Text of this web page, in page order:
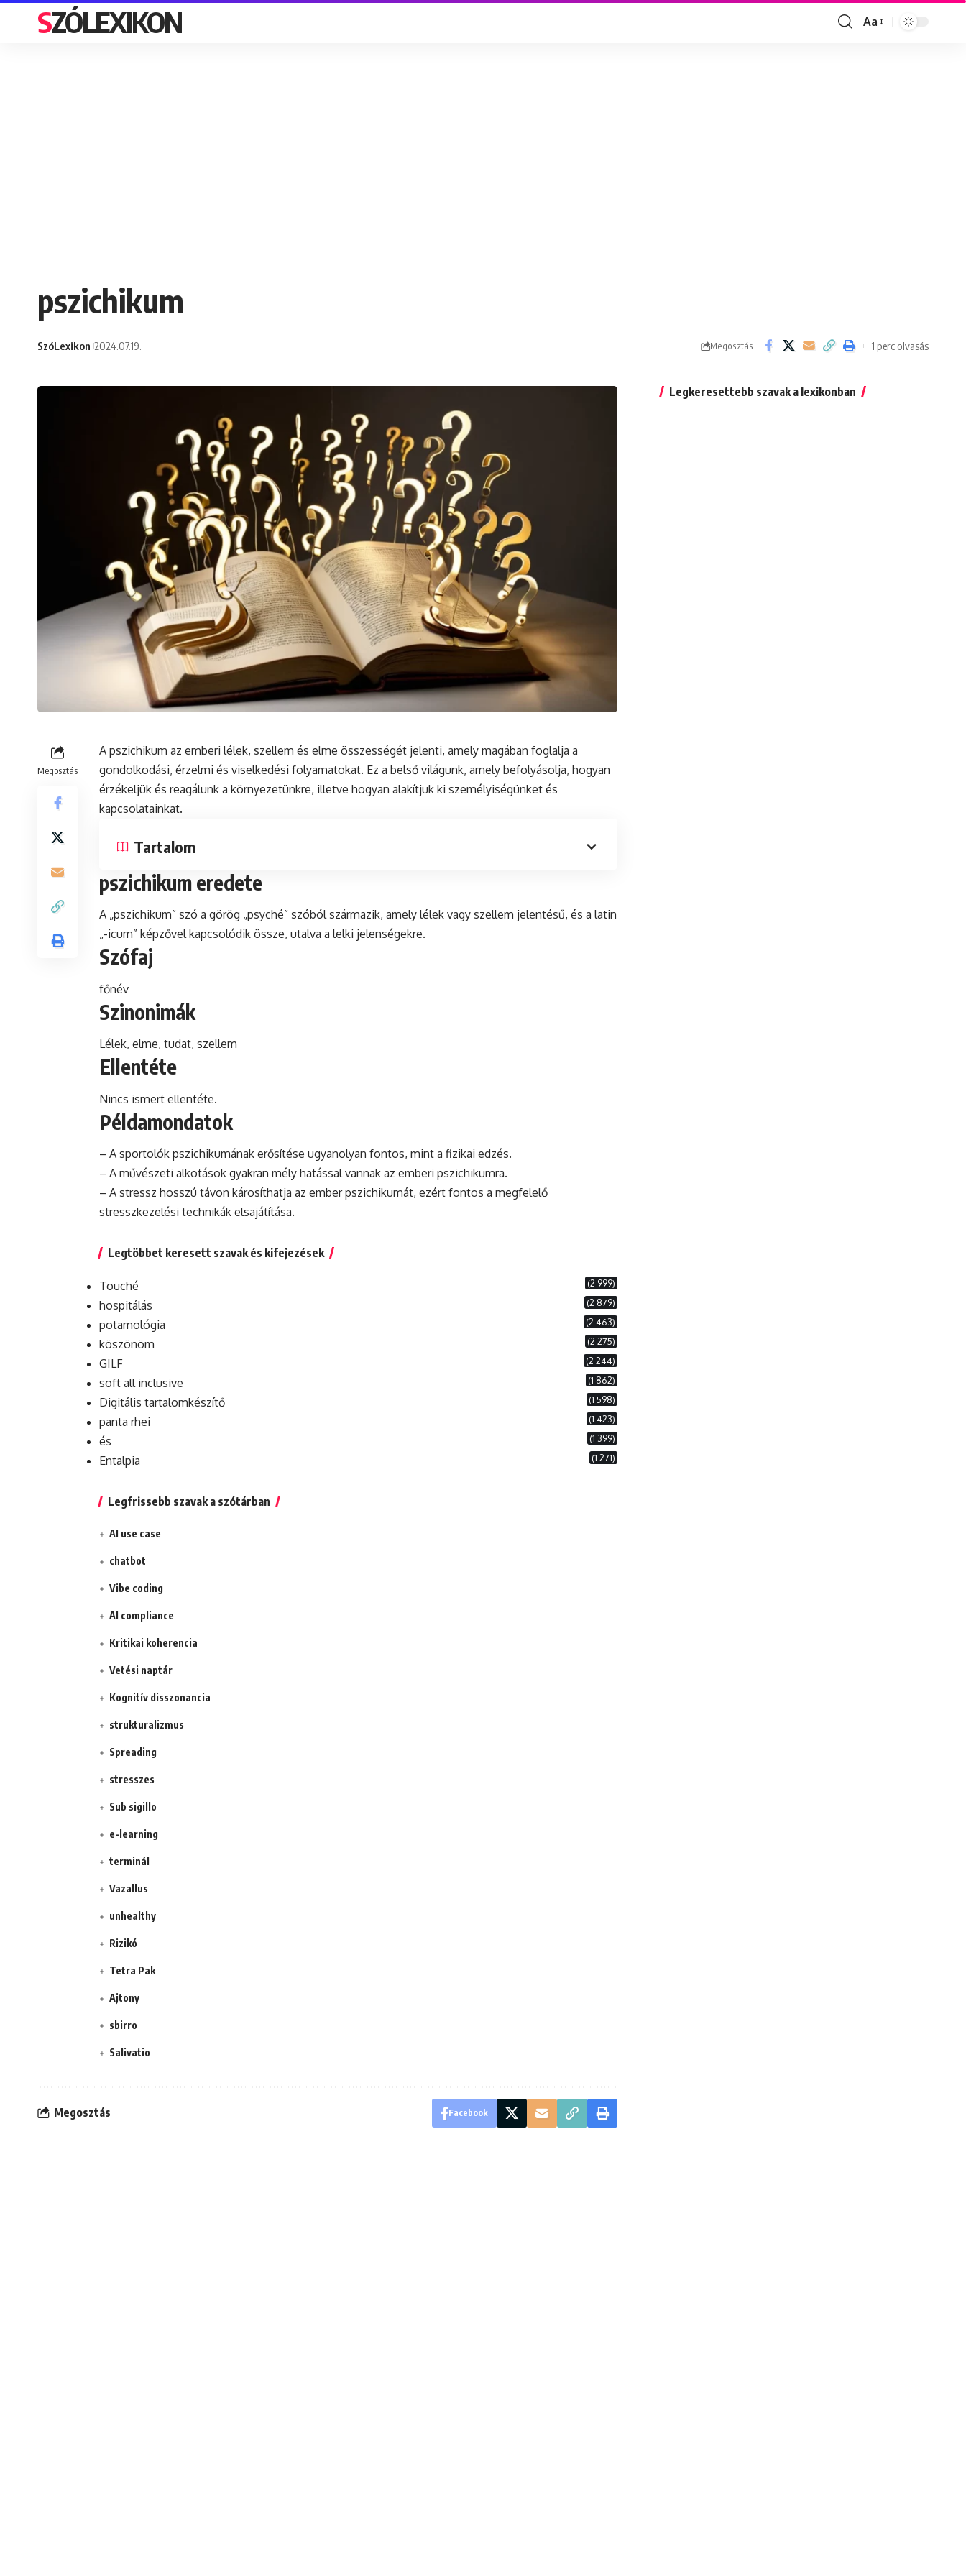
SZÓLEXIKON
Font
Aa
pszichikum
SzóLexikon 2024.07.19. Megosztás 1 perc olvasás
Megosztás
A pszichikum az emberi lélek, szellem és elme összességét jelenti, amely magában foglalja a
gondolkodási, érzelmi és viselkedési folyamatokat. Ez a belső világunk, amely befolyásolja, hogyan
érzékeljük és reagálunk a környezetünkre, illetve hogyan alakítjuk ki személyiségünket és
kapcsolatainkat.
Tartalom
pszichikum eredete
A „pszichikum” szó a görög „psyché” szóból származik, amely lélek vagy szellem jelentésű, és a latin
„-icum” képzővel kapcsolódik össze, utalva a lelki jelenségekre.
Szófaj
főnév
Szinonimák
Lélek, elme, tudat, szellem
Ellentéte
Nincs ismert ellentéte.
Példamondatok
– A sportolók pszichikumának erősítése ugyanolyan fontos, mint a fizikai edzés.
– A művészeti alkotások gyakran mély hatással vannak az emberi pszichikumra.
– A stressz hosszú távon károsíthatja az ember pszichikumát, ezért fontos a megfelelő
stresszkezelési technikák elsajátítása.
Legtöbbet keresett szavak és kifejezések
Touché (2 999)
hospitálás (2 879)
potamológia (2 463)
köszönöm (2 275)
GILF (2 244)
soft all inclusive (1 862)
Digitális tartalomkészítő (1 598)
panta rhei (1 423)
és (1 399)
Entalpia (1 271)
Legfrissebb szavak a szótárban
AI use case
chatbot
Vibe coding
AI compliance
Kritikai koherencia
Vetési naptár
Kognitív disszonancia
strukturalizmus
Spreading
stresszes
Sub sigillo
e-learning
terminál
Vazallus
unhealthy
Rizikó
Tetra Pak
Ajtony
sbirro
Salivatio
Megosztás Facebook
Legkeresettebb szavak a lexikonban